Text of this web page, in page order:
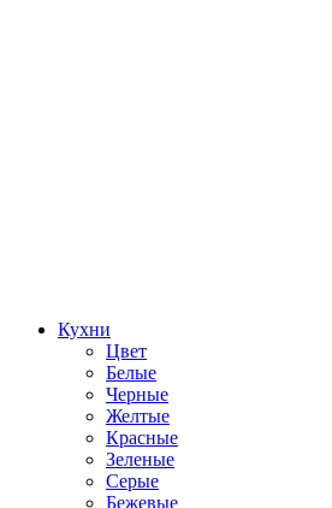
Кухни
Цвет
Белые
Черные
Желтые
Красные
Зеленые
Серые
Бежевые